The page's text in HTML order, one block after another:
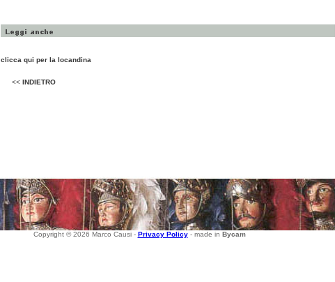
clicca qui per la locandina
<< INDIETRO
Copyright © 2026 Marco Causi - Privacy Policy- made in Bycam